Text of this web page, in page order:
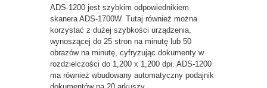
ADS-1200 jest szybkim odpowiednikiem
skanera ADS-1700W. Tutaj również można
korzystać z dużej szybkości urządzenia,
wynoszącej do 25 stron na minutę lub 50
obrazów na minutę, cyfryzując dokumenty w
rozdzielczości do 1,200 x 1,200 dpi. ADS-1200
ma również wbudowany automatyczny podajnik